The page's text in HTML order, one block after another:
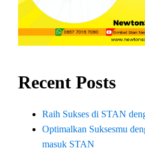
Recent Posts
Raih Sukses di STAN
Optimalkan Suksesmu
masuk STAN